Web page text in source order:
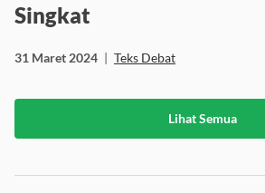
Singkat
31 Maret 2024 | Teks Debat
Lihat Semua